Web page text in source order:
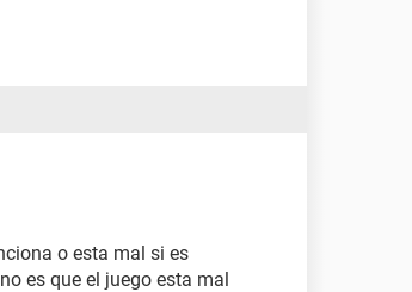
o esta mal si es
es que el juego esta mal